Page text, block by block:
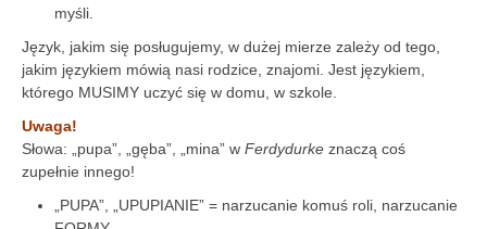
myśli.
Język, jakim się posługujemy, w dużej mierze zależy od tego,
jakim językiem mówią nasi rodzice, znajomi. Jest językiem,
którego MUSIMY uczyć się w domu, w szkole.
Uwaga!
Słowa: „pupa”, „gęba”, „mina” w Ferdydurke znaczą coś
zupełnie innego!
„PUPA”, „UPUPIANIE” = narzucanie komuś roli, narzucanie